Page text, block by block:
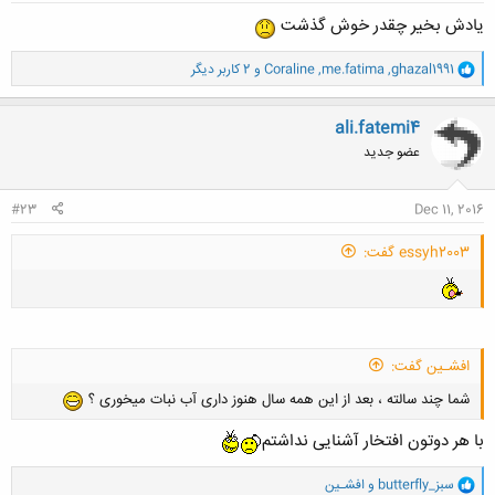
كجايين رفيقانم
هر وقت اومدين حتي اگه ٦ ماه ديگه، يه پستي اينجا بفرستيد و يه خاطره ي
قشنگي رو زنده كنيد
عاشقتونم به خدا
یادش بخیر چقدر خوش گذشت
و
ا
ک
ن
ش
ه
ا
ghazal1991
,
me.fatima
,
Coraline و 2 کاربر دیگر
ali.fatemi4
عضو جدید
Dec 11, 2016
#23
essyh2003 گفت:
افشـین گفت:
شما چند سالته ، بعد از این همه سال هنوز داری آب نبات میخوری ؟
با هر دوتون افتخار آشنایی نداشتم
وbutterfly_سبز و افشـین